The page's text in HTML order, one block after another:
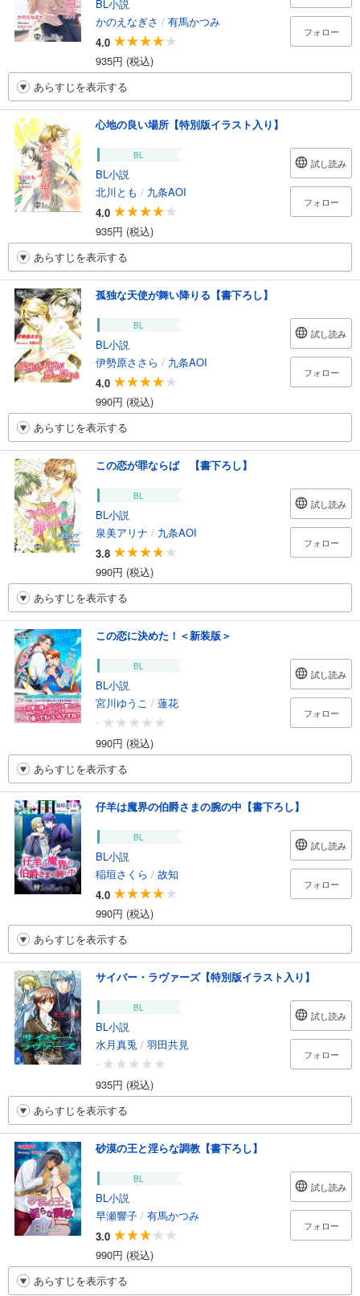
BL小説
かのえなぎさ / 有馬かつみ
4.0
935円 (税込)
フォロー
あらすじを表示する
心地の良い場所【特別版イラスト入り】
BL
BL小説
北川とも / 九条AOI
4.0
935円 (税込)
試し読み
フォロー
あらすじを表示する
孤独な天使が舞い降りる【書下ろし】
BL
BL小説
伊勢原ささら / 九条AOI
4.0
990円 (税込)
試し読み
フォロー
あらすじを表示する
この恋が罪ならば 【書下ろし】
BL
BL小説
泉美アリナ / 九条AOI
3.8
990円 (税込)
試し読み
フォロー
あらすじを表示する
この恋に決めた！＜新装版＞
BL
BL小説
宮川ゆうこ / 蓮花
-
990円 (税込)
試し読み
フォロー
あらすじを表示する
仔羊は魔界の伯爵さまの腕の中【書下ろし】
BL
BL小説
稲垣さくら / 故知
4.0
990円 (税込)
試し読み
フォロー
あらすじを表示する
サイバー・ラヴァーズ【特別版イラスト入り】
BL
BL小説
水月真兎 / 羽田共見
-
935円 (税込)
試し読み
フォロー
あらすじを表示する
砂漠の王と淫らな調教【書下ろし】
BL
BL小説
早瀬響子 / 有馬かつみ
3.0
990円 (税込)
試し読み
フォロー
あらすじを表示する